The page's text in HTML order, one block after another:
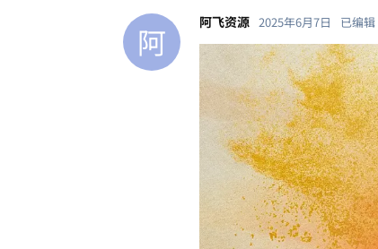
阿 阿飞资源 2025年6月7日 已编辑